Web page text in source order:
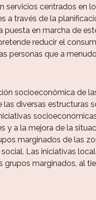
centrados en
través de la
en marcha de
reducir el
personas que a
socioeconómica de
diversas estructuras
y a la mejora de la
marginados de las
Las iniciativas
marginados, al